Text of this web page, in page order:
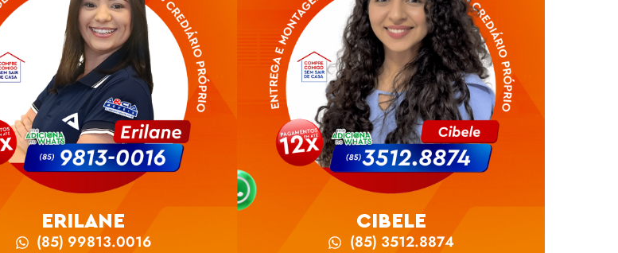
ERILANE
(85) 99813.0016
CIBELE
(85) 3512.8874